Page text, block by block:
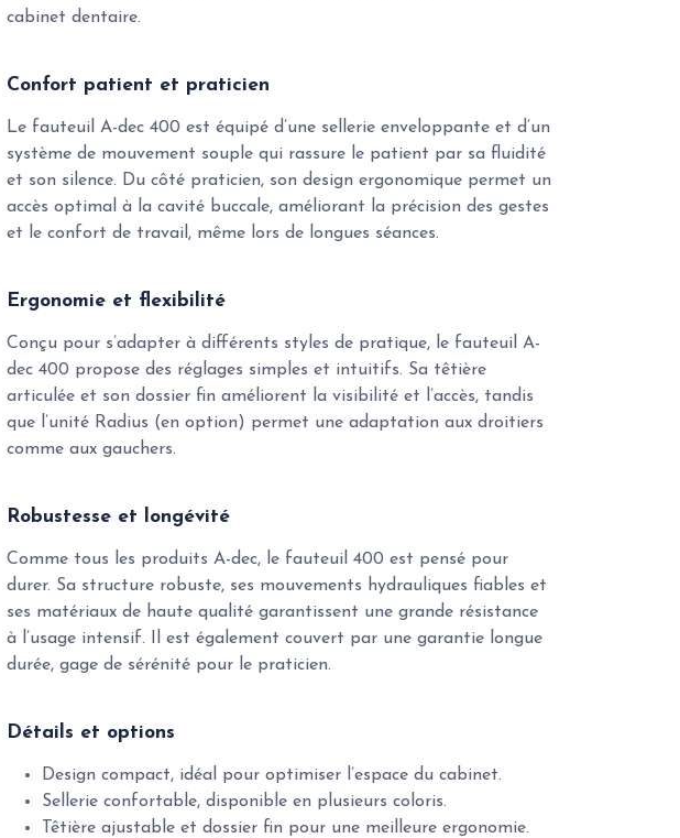
cabinet dentaire.
Confort patient et praticien
Le fauteuil A-dec 400 est équipé d’une sellerie enveloppante et d’un
système de mouvement souple qui rassure le patient par sa fluidité
et son silence. Du côté praticien, son design ergonomique permet un
accès optimal à la cavité buccale, améliorant la précision des gestes
et le confort de travail, même lors de longues séances.
Ergonomie et flexibilité
Conçu pour s’adapter à différents styles de pratique, le fauteuil A-
dec 400 propose des réglages simples et intuitifs. Sa têtière
articulée et son dossier fin améliorent la visibilité et l’accès, tandis
que l’unité Radius (en option) permet une adaptation aux droitiers
comme aux gauchers.
Robustesse et longévité
Comme tous les produits A-dec, le fauteuil 400 est pensé pour
durer. Sa structure robuste, ses mouvements hydrauliques fiables et
ses matériaux de haute qualité garantissent une grande résistance
à l’usage intensif. Il est également couvert par une garantie longue
durée, gage de sérénité pour le praticien.
Détails et options
Design compact, idéal pour optimiser l’espace du cabinet.
Sellerie confortable, disponible en plusieurs coloris.
Têtière ajustable et dossier fin pour une meilleure ergonomie.